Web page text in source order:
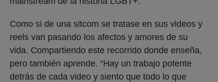
Como si de una sitcom se tratase en sus videos y
reels van pasando los afectos y amores de su
vida. Compartiendo este recorrido donde enseña,
pero también aprende. “Hay un trabajo potente
detrás de cada video y siento que todo lo que